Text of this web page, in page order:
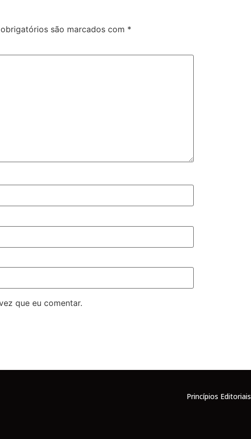
são marcados com *
que eu comentar.
Princípios Editoriais